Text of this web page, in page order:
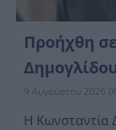
Προήχθη
9 Αυγούστου 2026
Η Κωνσταντία